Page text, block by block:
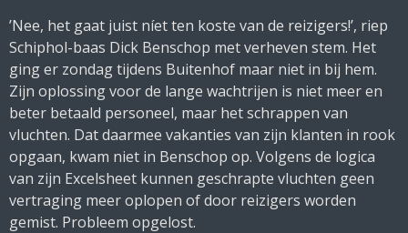
’Nee, het gaat juist níet ten koste van de reizigers!’, riep
Schiphol-baas Dick Benschop met verheven stem. Het
ging er zondag tijdens Buitenhof maar niet in bij hem.
Zijn oplossing voor de lange wachtrijen is niet meer en
beter betaald personeel, maar het schrappen van
vluchten. Dat daarmee vakanties van zijn klanten in rook
opgaan, kwam niet in Benschop op. Volgens de logica
van zijn Excelsheet kunnen geschrapte vluchten geen
vertraging meer oplopen of door reizigers worden
gemist. Probleem opgelost.